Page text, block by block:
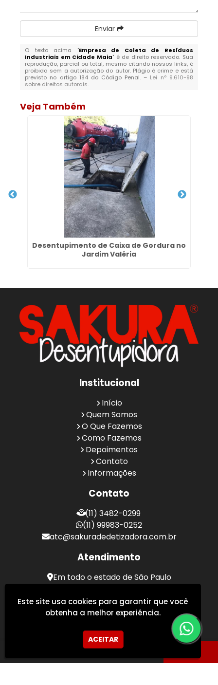
Enviar
O texto acima "Empresa de Coleta de Resíduos
Industriais em Cidade Maia" é de direito reservado. Sua
reprodução, parcial ou total, mesmo citando nossos links, é
proibida sem a autorização do autor. Plágio é crime e está
previsto no artigo 184 do Código Penal. – Lei n° 9.610-98
sobre direitos autorais.
Veja Também
Desentupimento de Caixa de Gordura no
Jardim Valéria
Institucional
Início
Quem Somos
O Que Fazemos
Como Fazemos
Depoimentos
Contato
Informações
Contato
(11) 3482-0299
(11) 99983-0252
atc@sakuradedetizadora.com.br
Atendimento
Em todo o estado de São Paulo
Este site usa cookies para garantir que você
obtenha a melhor experiência.
ACEITAR